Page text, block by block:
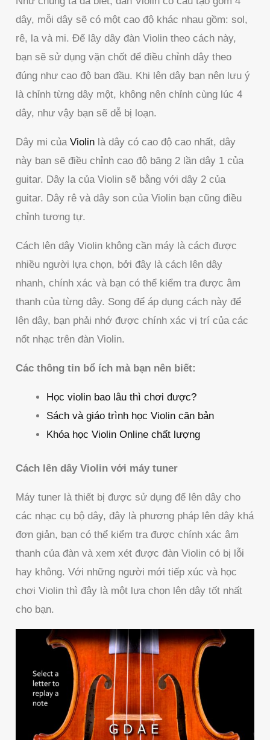
dây, mỗi dây sẽ có một cao độ khác nhau gồm: sol,
rê, la và mi. Để lây dây đàn Violin theo cách này,
bạn sẽ sử dụng vặn chốt để điều chỉnh dây theo
đúng như cao độ ban đầu. Khi lên dây bạn nên lưu ý
là chỉnh từng dây một, không nên chỉnh cùng lúc 4
dây, như vậy bạn sẽ dễ bị loạn.
Dây mi củaViolin là dây có cao độ cao nhất, dây
này bạn sẽ điều chỉnh cao độ băng 2 lần dây 1 của
guitar. Dây la của Violin sẽ bằng với dây 2 của
guitar. Dây rê và dây son của Violin bạn cũng điều
chỉnh tương tự.
Cách lên dây Violin không cần máy là cách được
nhiều người lựa chọn, bởi đây là cách lên dây
nhanh, chính xác và bạn có thể kiểm tra được âm
thanh của từng dây. Song để áp dụng cách này để
lên dây, bạn phải nhớ được chính xác vị trí của các
nốt nhạc trên đàn Violin.
Các thông tin bổ ích mà bạn nên biết:
Học violin bao lâu thì chơi được?
Sách và giáo trình học Violin căn bản
Khóa học Violin Online chất lượng
Cách lên dây Violin với máy tuner
Máy tuner là thiết bị được sử dụng để lên dây cho
các nhạc cụ bộ dây, đây là phương pháp lên dây khá
đơn giản, bạn có thể kiểm tra được chính xác âm
thanh của đàn và xem xét được đàn Violin có bị lỗi
hay không. Với những người mới tiếp xúc và học
chơi Violin thì đây là một lựa chọn lên dây tốt nhất
cho bạn.